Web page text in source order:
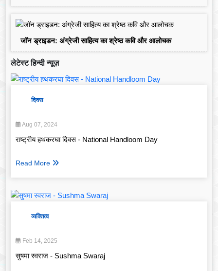
जॉन ड्राइडन: अंग्रेजी साहित्य का श्रेष्ठ कवि और आलोचक
लेटेस्ट हिन्दी न्यूज़
दिवस
Aug 07, 2024
राष्ट्रीय हथकरघा दिवस - National Handloom Day
Read More
व्यक्तित्व
Feb 14, 2025
सुषमा स्वराज - Sushma Swaraj